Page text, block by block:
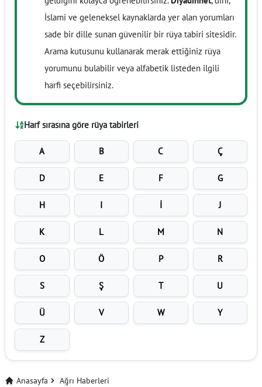
İslami ve geleneksel kaynaklarda yer alan yorumları
sade bir dille sunan güvenilir bir rüya tabiri sitesidir.
Arama kutusunu kullanarak merak ettiğiniz rüya
yorumunu bulabilir veya alfabetik listeden ilgili
harfi seçebilirsiniz.
Harf sırasına göre rüya tabirleri
A B C Ç
D E F G
H I İ J
K L M N
O Ö P R
S Ş T U
Ü V W Y
Z
Anasayfa Ağrı Haberleri